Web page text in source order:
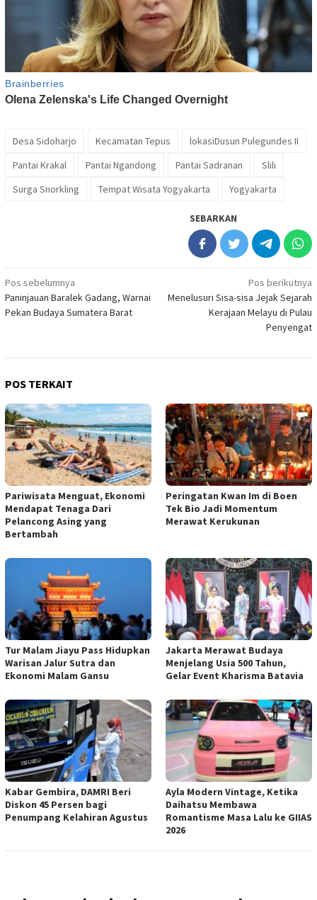
Desa Sidoharjo Kecamatan Tepus
lokasiDusun Pulegundes II
Pantai Krakal
Pantai Ngandong Pantai Sadranan
Slili
Surga Snorkling
Tempat Wisata Yogyakarta Yogyakarta
SEBARKAN
Navigasi
pos
Pos sebelumnya
Paninjauan Baralek Gadang, Warnai
Pekan Budaya Sumatera Barat
Pos berikutnya
Menelusuri Sisa-sisa Jejak Sejarah
Kerajaan Melayu di Pulau
Penyengat
POS TERKAIT
Pariwisata Menguat, Ekonomi
Mendapat Tenaga Dari
Pelancong Asing yang
Bertambah
Peringatan Kwan Im di Boen
Tek Bio Jadi Momentum
Merawat Kerukunan
Tur Malam Jiayu Pass Hidupkan
Warisan Jalur Sutra dan
Ekonomi Malam Gansu
Jakarta Merawat Budaya
Menjelang Usia 500 Tahun,
Gelar Event Kharisma Batavia
Kabar Gembira, DAMRI Beri
Diskon 45 Persen bagi
Penumpang Kelahiran Agustus
Ayla Modern Vintage, Ketika
Daihatsu Membawa
Romantisme Masa Lalu ke GIIAS
2026